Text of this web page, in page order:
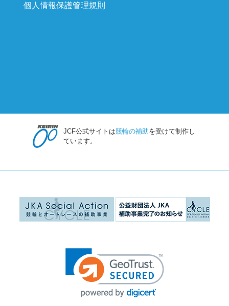
個人情報保護管理規則
JCF公式サイトは競輪の補助を受けて制作し
ています。